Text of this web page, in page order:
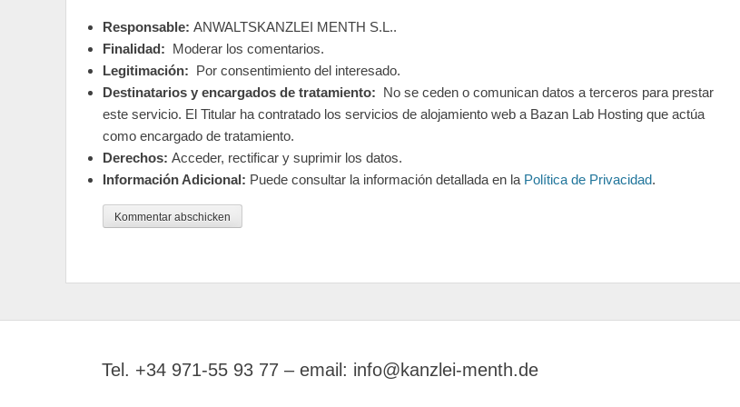
Responsable: ANWALTSKANZLEI MENTH S.L..
Finalidad: Moderar los comentarios.
Legitimación: Por consentimiento del interesado.
Destinatarios y encargados de tratamiento: No se ceden o comunican datos a terceros para prestar
este servicio. El Titular ha contratado los servicios de alojamiento web a Bazan Lab Hosting que actúa
como encargado de tratamiento.
Derechos: Acceder, rectificar y suprimir los datos.
Información Adicional: Puede consultar la información detallada en la Política de Privacidad.
Tel. +34 971-55 93 77 – email: info@kanzlei-menth.de